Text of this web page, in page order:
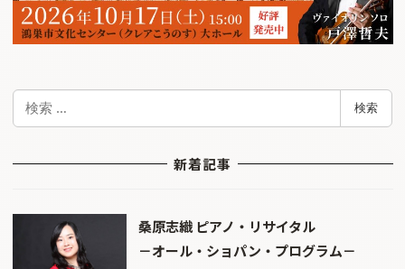
検
検索
新着記事
桑原志織 ピアノ・リサイタル
－オール・ショパン・プログラム－